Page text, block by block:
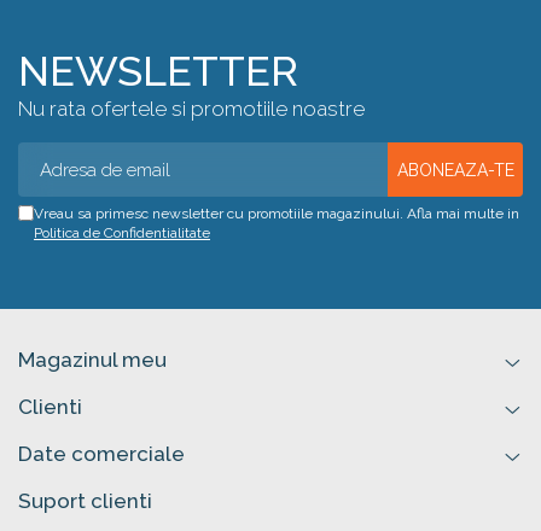
NEWSLETTER
Nu rata ofertele si promotiile noastre
Vreau sa primesc newsletter cu promotiile magazinului. Afla mai multe in
Politica de Confidentialitate
Magazinul meu
Clienti
Date comerciale
Suport clienti